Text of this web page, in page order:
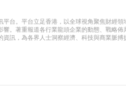
平台。平台立足香港，以全球視角聚焦財經領
。著重報道各行業龍頭企業的動態、戰略佈
訊，為各界人士洞察經濟、科技與商業脈搏